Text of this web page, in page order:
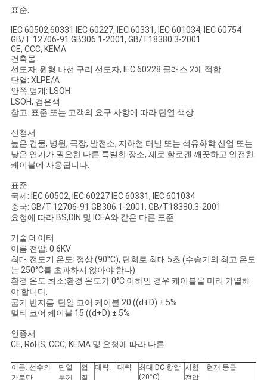
표준:
IEC 60502,60331 IEC 60227, IEC 60331, IEC 601034, IEC 60754
GB/T 12706-91 GB306.1-2001, GB/T18380.3-2001
CE, CCC, KEMA
건축물
선도자: 원형 나선 구리 선도자, IEC 60228 클래스 2에 적합
단열: XLPE/A
안쪽 덮개: LSOH
LSOH, 검은색
참고: 표준 또는 고객의 요구 사항에 따라 단열 색상
신청서
높은 건물, 병원, 극장, 발전소, 지하철 터널 또는 석유화학 산업 또는
낮은 연기가 필요한 다른 특별한 장소, 제로 할로겐 깨끗하고 안전한
케이블에 사용됩니다.
표준
국제: IEC 60502, IEC 60227 IEC 60331, IEC 601034
중국: GB/T 12706-91 GB306.1-2001, GB/T18380.3-2001
요청에 따라 BS,DIN 및 ICEA와 같은 다른 표준
기술 데이터
이름 전압: 0.6KV
최대 전도기 온도: 정상 (90°C), 단회로 최대 5초 (수송기의 최고 온도
는 250°C를 초과하지 않아야 한다)
환경 온도 최소:환경 온도가 0°C 이하인 경우 케이블을 미리 가열해
야 합니다.
굽기 반지름: 단일 코어 케이블 20 ((d+D) ± 5%
멀티 코어 케이블 15 ((d+D) ± 5%
인증서
CE, RoHS, CCC, KEMA 및 요청에 따라 다른
이름: 선수의
가로단
단열
두께
껍
질
대략. 대략
최대 DC 항압
(20°C)
시험
전압
현재 등급